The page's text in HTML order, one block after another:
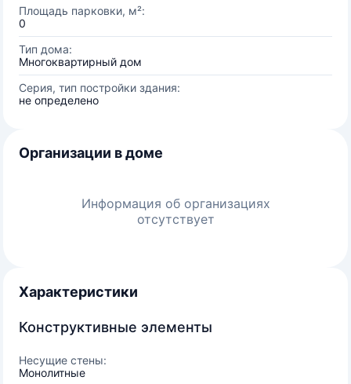
Площадь парковки, м²:
0
Тип дома:
Многоквартирный дом
Серия, тип постройки здания:
не определено
Организации в доме
Информация об организациях
отсутствует
Характеристики
Конструктивные элементы
Несущие стены:
Монолитные